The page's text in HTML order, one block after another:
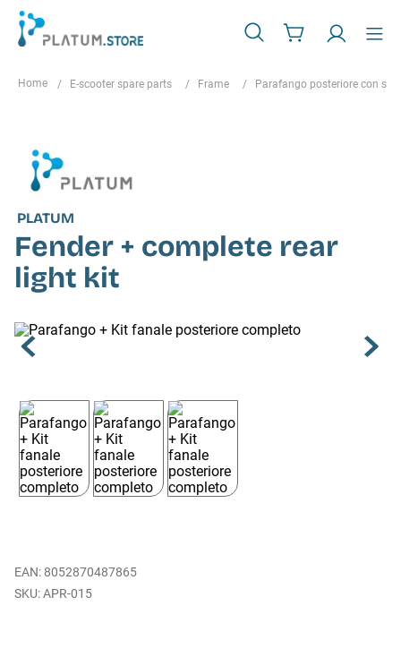
E-scooter spare parts Frame Parafango posteriore con
PLATUM
Fender + complete rear
light kit
EAN: 8052870487865
APR-015